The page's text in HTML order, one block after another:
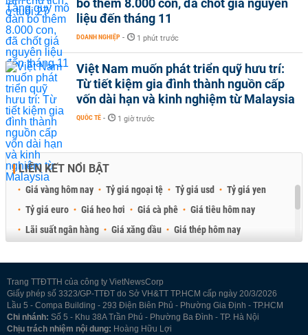
bò thêm 8.000 con, đã chốt giá nguyên
liệu đến tháng 11
DOANH NGHIỆP - 1 phút trước
Việt Nam muốn phát triển quỹ hưu trí:
Từ tiết kiệm gia đình thành nguồn cấp
vốn dài hạn và kinh nghiệm từ Malaysia
QUỐC TẾ - 1 giờ trước
LIÊN KẾT NỔI BẬT
Giá vàng hôm nay Tỷ giá ngoại tệ Tỷ giá usd
Tỷ giá yen
Tỷ giá euro
Giá heo hơi Giá cà phê
Giá tiêu hôm nay
Lãi suất ngân hàng
Giá xăng dầu
Giá thép hôm nay
Trang TTĐTTH của công ty VietNewsCorp
Giấy phép số 3323/GP-TTĐT do Sở VH&TT TP.HCM cấp ngày 20/3/2026
Lầu 5 - Compa Building - 293 Điện Biên Phủ - Phường Gia Định - TP.HCM
Chi nhánh: Số 5 - Khu 38A Trần Phú - Phường Ba Đình - TP. Hà Nội
Chịu trách nhiệm nội dung: Hoàng Hữu Lợi